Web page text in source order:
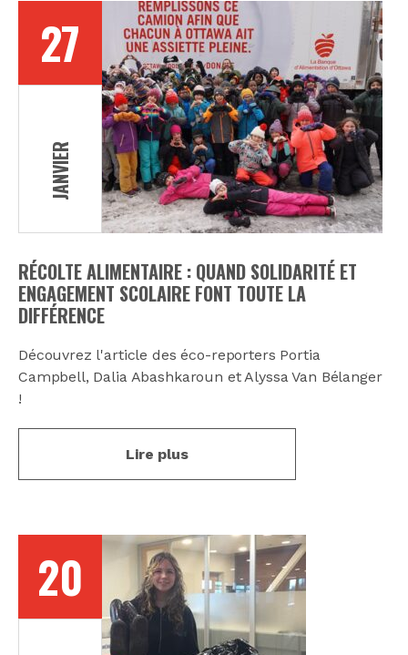
27
JANVIER
RÉCOLTE ALIMENTAIRE : QUAND SOLIDARITÉ ET
ENGAGEMENT SCOLAIRE FONT TOUTE LA
DIFFÉRENCE
Découvrez l'article des éco-reporters Portia
Campbell, Dalia Abashkaroun et Alyssa Van Bélanger
!
Lire plus
20